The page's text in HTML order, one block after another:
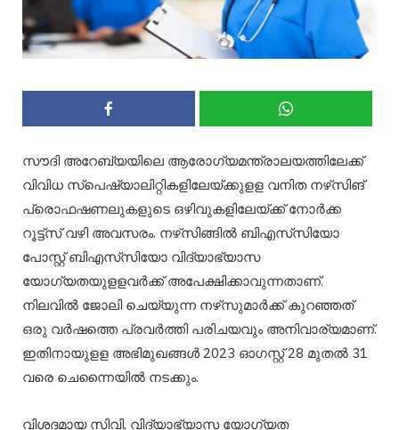
സൗദി അറേബ്യയിലെ ആരോഗ്യമന്ത്രാലയത്തിലേക്ക്
വിവിധ സ്‌പെഷ്യാലിറ്റികളിലേയ്ക്കുളള വനിത നഴ്‌സിങ്
പ്രൊഫഷണലുകളുടെ ഒഴിവുകളിലേയ്ക്ക് നോർക്ക
റൂട്ട്‌സ് വഴി അവസരം. നഴ്‌സിങ്ങിൽ ബിഎസ്‌സിയോ
പോസ്റ്റ് ബിഎസ്‌സിയോ വിദ്യാഭ്യാസ
യോഗ്യതയുളളവർക്ക് അപേക്ഷിക്കാവുന്നതാണ്.
നിലവിൽ ജോലി ചെയ്യുന്ന നഴ്‌സുമാർക്ക് കുറഞ്ഞത്
ഒരു വർഷത്തെ പ്രവർത്തി പരിചയവും അനിവാര്യമാണ്.
ഇതിനായുളള അഭിമുഖങ്ങൾ 2023 ഓഗസ്റ്റ് 28 മുതൽ 31
വരെ ചെന്നൈയിൽ നടക്കും.
വിശദമായ സിവി, വിദ്യാഭ്യാസ യോഗ്യത